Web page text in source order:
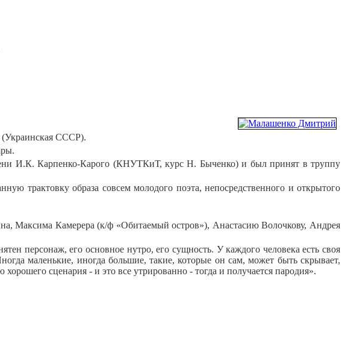
(Украинская СССР).
И.К. Карпенко-Карого (КНУТКиТ, курс Н. Быченко) и был принят в труппу
трактовку образа совсем молодого поэта, непосредственного и открытого
Максима Камерера (к/ф «Обитаемый остров»), Анастасию Волочкову, Андрея
персонаж, его основное нутро, его сущность. У каждого человека есть своя
маленькие, иногда большие, такие, которые он сам, может быть скрывает,
сценария - и это все утрированно - тогда и получается пародия».